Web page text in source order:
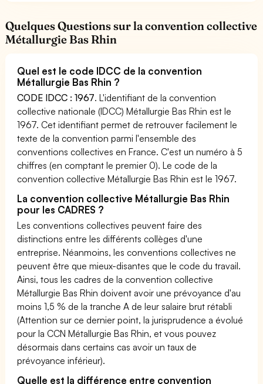
Quelques Questions sur la convention collective
Métallurgie Bas Rhin
Quel est le code IDCC de la convention
Métallurgie Bas Rhin ?
CODE IDCC : 1967. L'identifiant de la convention
collective nationale (IDCC) Métallurgie Bas Rhin est le
1967. Cet identifiant permet de retrouver facilement le
texte de la convention parmi l'ensemble des
conventions collectives en France. C'est un numéro à 5
chiffres (en comptant le premier 0). Le code de la
convention collective Métallurgie Bas Rhin est le 1967.
La convention collective Métallurgie Bas Rhin
pour les CADRES ?
Les conventions collectives peuvent faire des
distinctions entre les différents collèges d'une
entreprise. Néanmoins, les conventions collectives ne
peuvent être que mieux-disantes que le code du travail.
Ainsi, tous les cadres de la convention collective
Métallurgie Bas Rhin doivent avoir une prévoyance d'au
moins 1,5 % de la tranche A de leur salaire brut rétabli
(Attention sur ce dernier point, la jurisprudence a évolué
pour la CCN Métallurgie Bas Rhin, et vous pouvez
désormais dans certains cas avoir un taux de
prévoyance inférieur).
Quelle est la différence entre convention